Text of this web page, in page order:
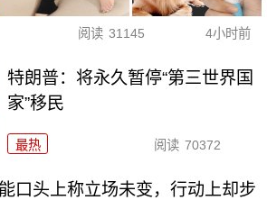
阅读 31145 4小时前
特朗普：将永久暂停“第三世界国
家”移民
最热 阅读 70372
口头上称立场未变，行动上却步